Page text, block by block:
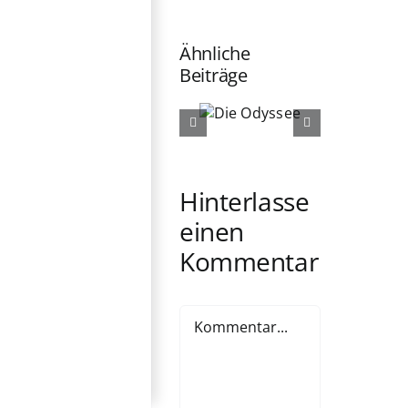
Ähnliche
Beiträge
Hinterlasse
einen
Kommentar